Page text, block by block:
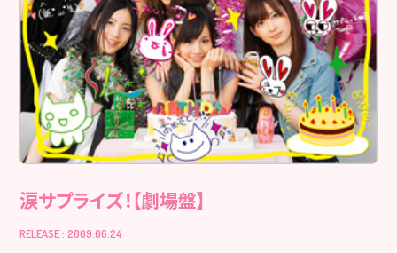
涙サプライズ！【劇場盤】
RELEASE : 2009.06.24